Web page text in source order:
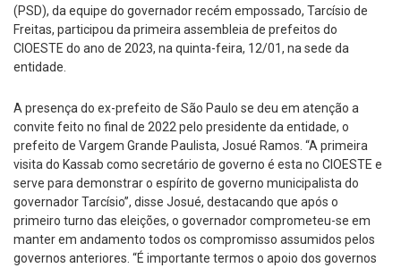
(PSD), da equipe do governador recém empossado, Tarcísio de
Freitas, participou da primeira assembleia de prefeitos do
CIOESTE do ano de 2023, na quinta-feira, 12/01, na sede da
entidade.
A presença do ex-prefeito de São Paulo se deu em atenção a
convite feito no final de 2022 pelo presidente da entidade, o
prefeito de Vargem Grande Paulista, Josué Ramos. “A primeira
visita do Kassab como secretário de governo é esta no CIOESTE e
serve para demonstrar o espírito de governo municipalista do
governador Tarcísio”, disse Josué, destacando que após o
primeiro turno das eleições, o governador comprometeu-se em
manter em andamento todos os compromisso assumidos pelos
governos anteriores. “É importante termos o apoio dos governos